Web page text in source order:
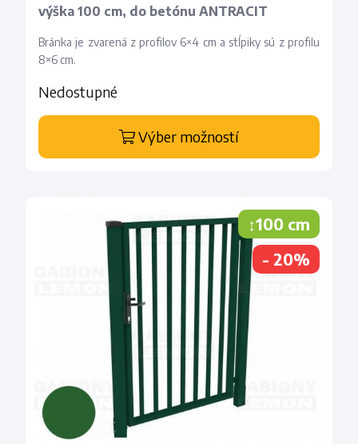
výška 100 cm, do betónu ANTRACIT
Bránka je zvarená z profilov 6×4 cm a stĺpiky sú z profilu
8×6 cm.
Nedostupné
Výber možností
↕100 cm
- 20%